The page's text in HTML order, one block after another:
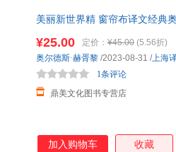
美丽新世界精 窗帘布译文经典
¥25.00 定价： ¥45.00 (5.56折)
鼎美文化图书专营店
1条评论
奥尔德斯·赫胥黎 /2023-08-31 /上海
加入购物车 收藏